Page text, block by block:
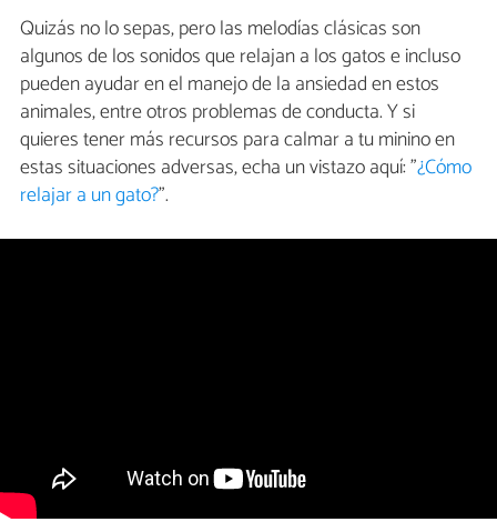
Quizás no lo sepas, pero las melodías clásicas son
algunos de los sonidos que relajan a los gatos e incluso
pueden ayudar en el manejo de la ansiedad en estos
animales, entre otros problemas de conducta. Y si
quieres tener más recursos para calmar a tu minino en
estas situaciones adversas, echa un vistazo aquí: "¿Cómo
relajar a un gato?".